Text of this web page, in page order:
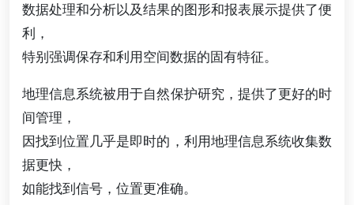
数据处理和分析以及结果的图形和报表展示提供了便
利，
特别强调保存和利用空间数据的固有特征。
地理信息系统被用于自然保护研究，提供了更好的时
间管理，
因找到位置几乎是即时的，利用地理信息系统收集数
据更快，
如能找到信号，位置更准确。